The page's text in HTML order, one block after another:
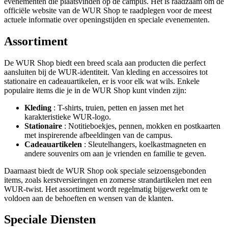
officiële website van de WUR Shop te raadplegen voor de meest
actuele informatie over openingstijden en speciale evenementen.
Assortiment
De WUR Shop biedt een breed scala aan producten die perfect
aansluiten bij de WUR-identiteit. Van kleding en accessoires tot
stationaire en cadeauartikelen, er is voor elk wat wils. Enkele
populaire items die je in de WUR Shop kunt vinden zijn:
Kleding : T-shirts, truien, petten en jassen met het
karakteristieke WUR-logo.
Stationaire : Notitieboekjes, pennen, mokken en postkaarten
met inspirerende afbeeldingen van de campus.
Cadeauartikelen : Sleutelhangers, koelkastmagneten en
andere souvenirs om aan je vrienden en familie te geven.
Daarnaast biedt de WUR Shop ook speciale seizoensgebonden
items, zoals kerstversieringen en zomerse strandartikelen met een
WUR-twist. Het assortiment wordt regelmatig bijgewerkt om te
voldoen aan de behoeften en wensen van de klanten.
Speciale Diensten